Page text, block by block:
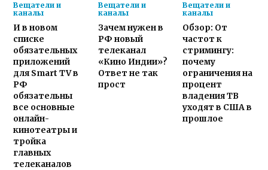
Вещатели и
каналы
И в новом
списке
обязательных
приложений
для Smart TV в
РФ
обязательны
все основные
онлайн-
кинотеатры и
тройка
главных
телеканалов
Вещатели и
каналы
Зачем нужен в
РФ новый
телеканал
«Кино Индии»?
Ответ не так
прост
Вещатели и
каналы
Обзор: От
частот к
стримингу:
почему
ограничения на
процент
владения ТВ
уходят в США в
прошлое